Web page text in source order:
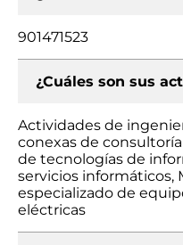
901471523
¿Cuáles son sus
Actividades de
conexas de
de tecnologías de
servicios informáticos,
especializado de
eléctricas